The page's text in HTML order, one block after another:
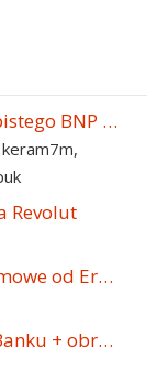
1000 zł za założenie konta osobistego BNP Paribas!
keram7m,
Revolut
HIT! Proste 4500 zł za konto firmowe od Erste Bank Polska!
1000 zł za Konto za Zero Alior Banku + obrączka płatnicza o wartości 500 zł + 5% na koncie oszczędnościowym